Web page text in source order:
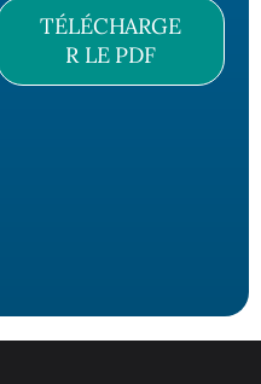
TÉLÉCHARGE
R LE PDF